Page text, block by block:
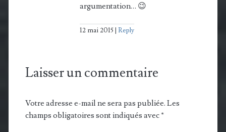
argumentation… 😉
12 mai 2015 Reply
Laisser un commentaire
Votre adresse e-mail ne sera pas publiée. Les
champs obligatoires sont indiqués avec*